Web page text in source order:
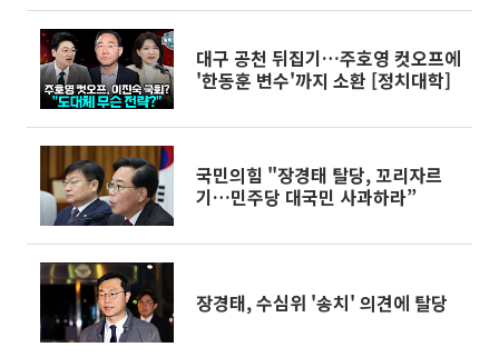
대구 공천 뒤집기…주호영 컷오프에
'한동훈 변수'까지 소환 [정치대학]
국민의힘 "장경태 탈당, 꼬리자르
기…민주당 대국민 사과하라”
장경태, 수심위 '송치' 의견에 탈당